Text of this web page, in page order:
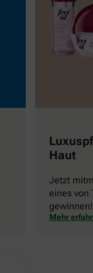
Haut
Jetzt
eines von
gewinnen!
Mehr